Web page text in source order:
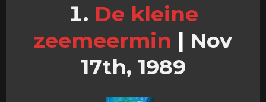
De kleine
zeemeermin | Nov
17th, 1989